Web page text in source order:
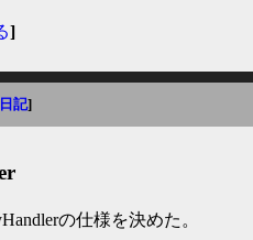
]
記]
の仕様を決めた。